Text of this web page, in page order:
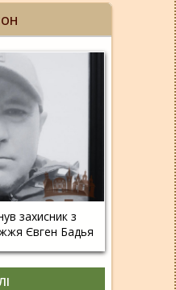
захисник з
Євген Бадья